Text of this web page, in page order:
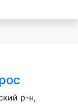
р-н,